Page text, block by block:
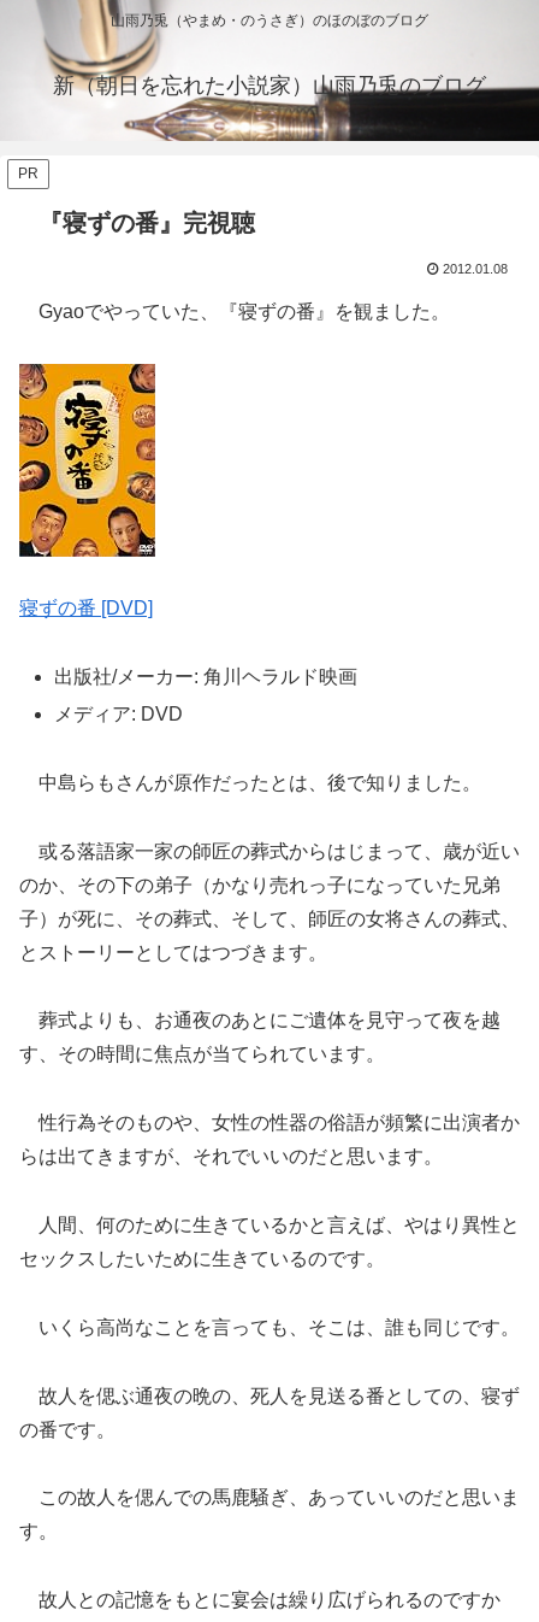
山雨乃兎（やまめ・のうさぎ）のほのぼのブログ
新（朝日を忘れた小説家）山雨乃兎のブログ
PR
『寝ずの番』完視聴
2012.01.08
Gyaoでやっていた、『寝ずの番』を観ました。
寝ずの番 [DVD]
出版社/メーカー: 角川ヘラルド映画
メディア: DVD
中島らもさんが原作だったとは、後で知りました。
或る落語家一家の師匠の葬式からはじまって、歳が近い
のか、その下の弟子（かなり売れっ子になっていた兄弟
子）が死に、その葬式、そして、師匠の女将さんの葬式、
とストーリーとしてはつづきます。
葬式よりも、お通夜のあとにご遺体を見守って夜を越
す、その時間に焦点が当てられています。
性行為そのものや、女性の性器の俗語が頻繁に出演者か
らは出てきますが、それでいいのだと思います。
人間、何のために生きているかと言えば、やはり異性と
セックスしたいために生きているのです。
いくら高尚なことを言っても、そこは、誰も同じです。
故人を偲ぶ通夜の晩の、死人を見送る番としての、寝ず
の番です。
この故人を偲んでの馬鹿騒ぎ、あっていいのだと思いま
す。
故人との記憶をもとに宴会は繰り広げられるのですか